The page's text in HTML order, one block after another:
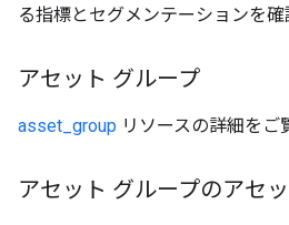
る指標とセグメンテーションを確
アセット グループ
asset_group リソースの詳細をご
アセット グループのアセ